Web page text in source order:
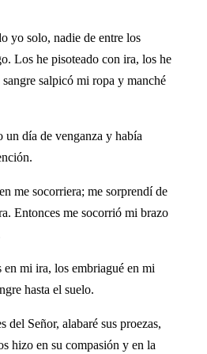
yo solo, nadie de entre los
Los he pisoteado con ira, los he
salpicó mi ropa y manché
un día de venganza y había
me socorriera; me sorprendí de
Entonces me socorrió mi brazo
en mi ira, los embriagué en mi
hasta el suelo.
del Señor, alabaré sus proezas,
hizo en su compasión y en la